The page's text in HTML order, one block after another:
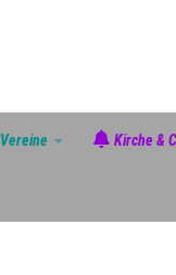
Vereine Kirche &